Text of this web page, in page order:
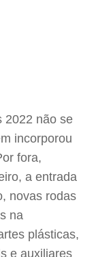
2022 não se
incorporou
fora,
a entrada
novas rodas
na
plásticas,
e auxiliares